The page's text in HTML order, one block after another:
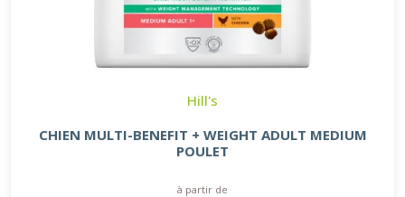
Hill's
CHIEN MULTI-BENEFIT + WEIGHT ADULT MEDIUM
POULET
à partir de